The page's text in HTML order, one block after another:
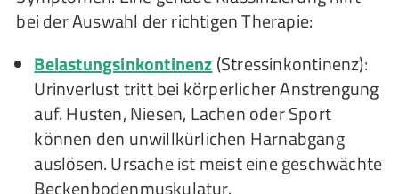
bei der Auswahl der richtigen Therapie:
Belastungsinkontinenz(Stressinkontinenz):
Urinverlust tritt bei körperlicher Anstrengung
auf. Husten, Niesen, Lachen oder Sport
können den unwillkürlichen Harnabgang
auslösen. Ursache ist meist eine geschwächte
Beckenbodenmuskulatur.